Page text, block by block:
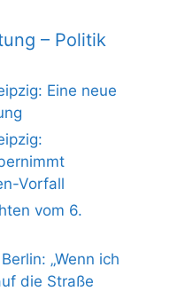
– Politik
Eine neue
Vorfall
vom 6.
„Wenn ich
die Straße